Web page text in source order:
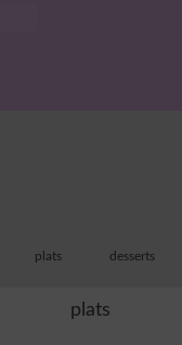
plats desserts
plats